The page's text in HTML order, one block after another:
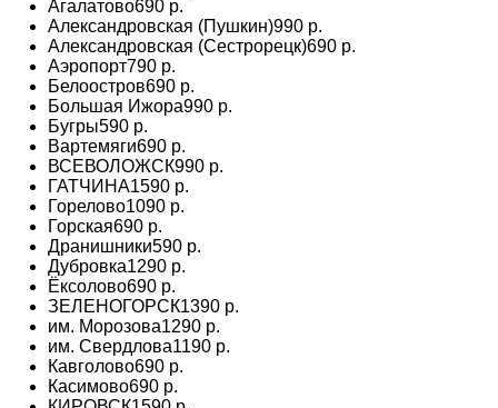
Агалатово690 р.
Александровская (Пушкин)990 р.
Александровская (Сестрорецк)690 р.
Аэропорт790 р.
Белоостров690 р.
Большая Ижора990 р.
Бугры590 р.
Вартемяги690 р.
ВСЕВОЛОЖСК990 р.
ГАТЧИНА1590 р.
Горелово1090 р.
Горская690 р.
Дранишники590 р.
Дубровка1290 р.
Ёксолово690 р.
ЗЕЛЕНОГОРСК1390 р.
им. Морозова1290 р.
им. Свердлова1190 р.
Кавголово690 р.
Касимово690 р.